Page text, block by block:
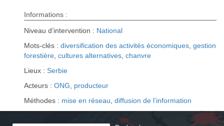
Informations :
Niveau d’intervention : National
Mots-clés : diversification des activités économiques gestion
forestière cultures alternatives chanvre
Lieux : Serbie
Acteurs : ONG
producteur
Méthodes : mise en réseau diffusion de l’information